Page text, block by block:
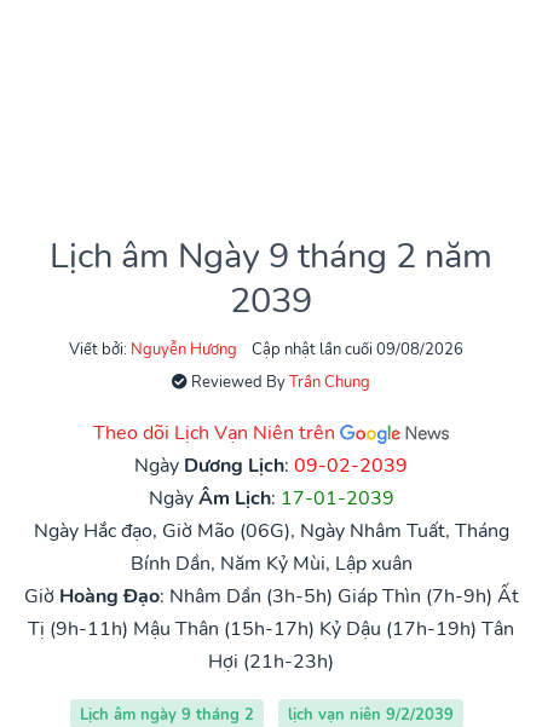
Lịch âm Ngày 9 tháng 2 năm
2039
Viết bởi: Nguyễn Hương
Cập nhật lần cuối 09/08/2026
Reviewed ByTrần Chung
Theo dõi Lịch Vạn Niên trên
Ngày Dương Lịch: 09-02-2039
NgàyÂm Lịch: 17-01-2039
Ngày Hắc đạo, Giờ Mão (06G), Ngày Nhâm Tuất, Tháng
Bính Dần, Năm Kỷ Mùi, Lập xuân
Giờ Hoàng Đạo: Nhâm Dần (3h-5h) Giáp Thìn (7h-9h) Ất
Tị (9h-11h) Mậu Thân (15h-17h) Kỷ Dậu (17h-19h) Tân
Hợi (21h-23h)
Lịch âm ngày 9 tháng 2
lịch vạn niên 9/2/2039